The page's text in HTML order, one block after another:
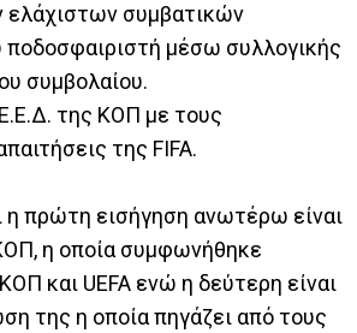
συμβατικών
μέσω συλλογικής
συμβολαίου.
της ΚΟΠ με τους
της FIFA.
η πρώτη εισήγηση ανωτέρω είναι
η οποία συμφωνήθηκε
και UEFA ενώ η δεύτερη είναι
της η οποία πηγάζει από τους